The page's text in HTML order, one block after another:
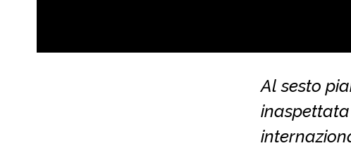
Al sesto